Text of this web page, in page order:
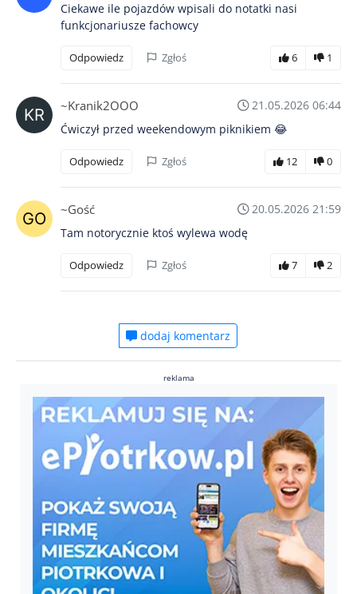
Ciekawe ile pojazdów wpisali do notatki nasi
funkcjonariusze fachowcy
Odpowiedz Zgłoś 6 1
~Kranik2OOO
21.05.2026 06:44
Ćwiczył przed weekendowym piknikiem 😂
Odpowiedz Zgłoś 12 0
~Gość
20.05.2026 21:59
Tam notorycznie ktoś wylewa wodę
Odpowiedz Zgłoś 7 2
dodaj komentarz
reklama